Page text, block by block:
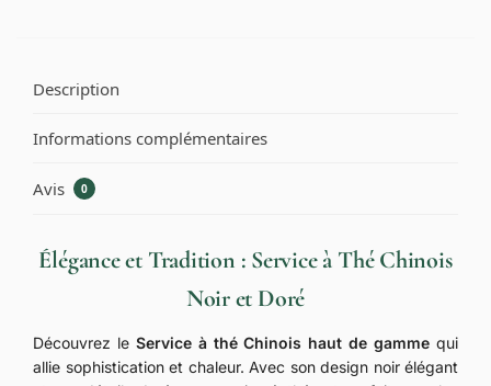
Description
Informations complémentaires
Avis 0
Élégance et Tradition : Service à Thé Chinois
Noir et Doré
Découvrez le Service à thé Chinois haut de gamme qui
allie sophistication et chaleur. Avec son design noir élégant